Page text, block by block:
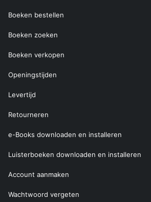
Boeken bestellen
Boeken zoeken
Boeken verkopen
Openingstijden
Levertijd
Retourneren
e-Books downloaden en installeren
Luisterboeken downloaden en installeren
Account aanmaken
Wachtwoord vergeten